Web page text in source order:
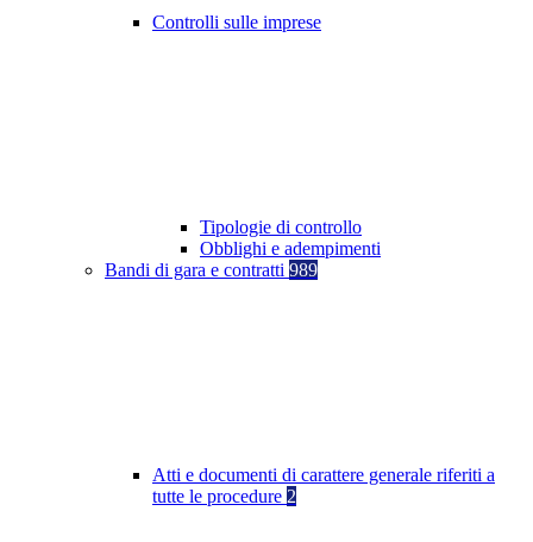
Controlli sulle imprese
Tipologie di controllo
Obblighi e adempimenti
Bandi di gara e contratti 989
Atti e documenti di carattere generale riferiti a
tutte le procedure 2